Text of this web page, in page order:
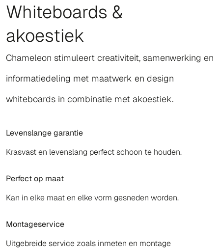
Whiteboards &
akoestiek
Chameleon stimuleert creativiteit, samenwerking en
informatiedeling met maatwerk en design
whiteboards in combinatie met akoestiek.
Levenslange garantie
Krasvast en levenslang perfect schoon te houden.
Perfect op maat
Kan in elke maat en elke vorm gesneden worden.
Montageservice
Uitgebreide service zoals inmeten en montage